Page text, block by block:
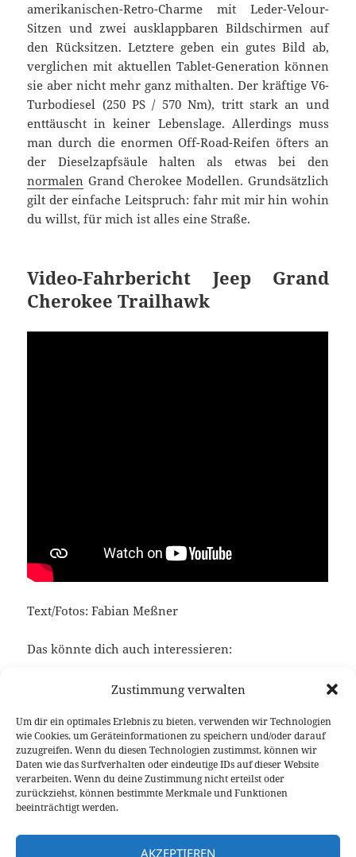
Zustimmung verwalten
Um dir ein optimales Erlebnis zu bieten, verwenden wir Technologien
wie Cookies, um Geräteinformationen zu speichern und/oder darauf
zuzugreifen. Wenn du diesen Technologien zustimmst, können wir
Daten wie das Surfverhalten oder eindeutige IDs auf dieser Website
verarbeiten. Wenn du deine Zustimmung nicht erteilst oder
zurückziehst, können bestimmte Merkmale und Funktionen
beeinträchtigt werden.
AKZEPTIEREN
amerikanischen-Retro-Charme mit Leder-Velour-
Sitzen und zwei ausklappbaren Bildschirmen auf
den Rücksitzen. Letztere geben ein gutes Bild ab,
verglichen mit aktuellen Tablet-Generation können
sie aber nicht mehr ganz mithalten. Der kräftige V6-
Turbodiesel (250 PS / 570 Nm), tritt stark an und
enttäuscht in keiner Lebenslage. Allerdings muss
man durch die enormen Off-Road-Reifen öfters an
der Dieselzapfsäule halten als etwas bei den
normalen Grand Cherokee Modellen. Grundsätzlich
gilt der einfache Leitspruch: fahr mit mir hin wohin
du willst, für mich ist alles eine Straße.
Video-Fahrbericht Jeep Grand
Cherokee Trailhawk
Text/Fotos: Fabian Meßner
Das könnte dich auch interessieren:
Erster Test des neuen Jeep Cherokee 2.0 T-GDI
Veröffentlicht
am
9. Juli 2018 Autor
Fabian Meßner Kategorien
Fahrberichte Schlagwörter
Jeep,
Video Fahrbericht
Beitragsnavigation
Vorheriger
Erster Fahreindruck des neuen Ford